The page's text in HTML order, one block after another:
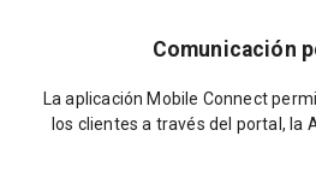
Comunicación
La aplicación Mobile Connect
los clientes a través del portal, la